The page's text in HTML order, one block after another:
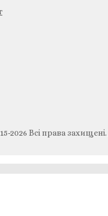
2026 Всі права захищені.